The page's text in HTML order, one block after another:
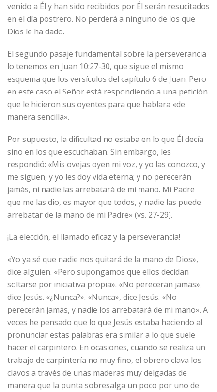
venido a Él y han sido recibidos por Él serán resucitados
en el día postrero. No perderá a ninguno de los que
Dios le ha dado.
El segundo pasaje fundamental sobre la perseverancia
lo tenemos en Juan 10:27-30, que sigue el mismo
esquema que los versículos del capítulo 6 de Juan. Pero
en este caso el Señor está respondiendo a una petición
que le hicieron sus oyentes para que hablara «de
manera sencilla».
Por supuesto, la dificultad no estaba en lo que Él decía
sino en los que escuchaban. Sin embargo, les
respondió: «Mis ovejas oyen mi voz, y yo las conozco, y
me siguen, y yo les doy vida eterna; y no perecerán
jamás, ni nadie las arrebatará de mi mano. Mi Padre
que me las dio, es mayor que todos, y nadie las puede
arrebatar de la mano de mi Padre» (vs. 27-29).
¡La elección, el llamado eficaz y la perseverancia!
«Yo ya sé que nadie nos quitará de la mano de Dios»,
dice alguien. «Pero supongamos que ellos decidan
soltarse por iniciativa propia». «No perecerán jamás»,
dice Jesús. «¿Nunca?». «Nunca», dice Jesús. «No
perecerán jamás, y nadie los arrebatará de mi mano». A
veces he pensado que lo que Jesús estaba haciendo al
pronunciar estas palabras era similar a lo que suele
hacer el carpintero. En ocasiones, cuando se realiza un
trabajo de carpintería no muy fino, el obrero clava los
clavos a través de unas maderas muy delgadas de
manera que la punta sobresalga un poco por uno de